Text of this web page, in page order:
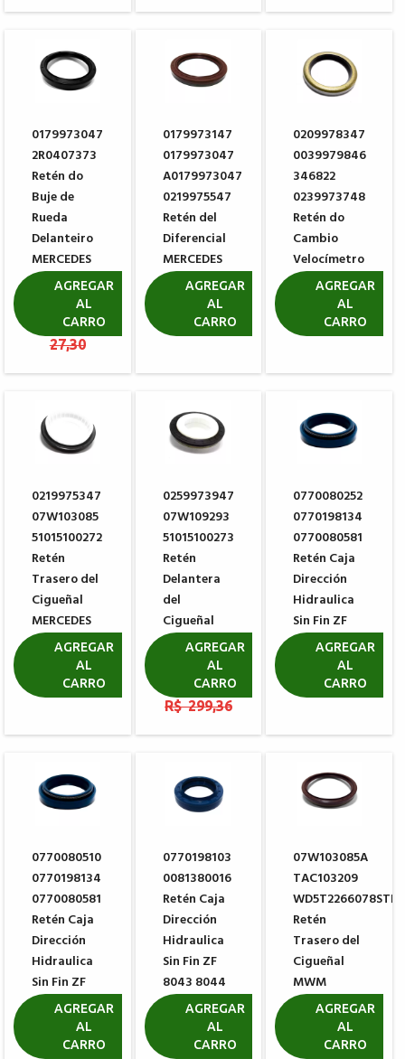
0179973047
2R0407373
Retén do
Buje de
Rueda
Delanteiro
MERCEDES
BENZ
VOLKSWAGEN
R$ 9,09 R$
27,30
AGREGAR
AL
CARRO
0179973147
0179973047
A0179973047
0219975547
Retén del
Diferencial
MERCEDES
BENZ
R$ 90,47
AGREGAR
AL
CARRO
0209978347
0039979846
346822
0239973748
Retén do
Cambio
Velocímetro
ZF
0634300185
R$ 10,55
AGREGAR
AL
CARRO
0219975347
07W103085
51015100272
Retén
Trasero del
Cigueñal
MERCEDES
BENZ MAN
R$ 132,54
R$ 454,87
AGREGAR
AL
CARRO
0259973947
07W109293
51015100273
Retén
Delantera
del
Cigueñal
MERCEDES
BENZ MAN
R$ 119,40
R$ 299,36
AGREGAR
AL
CARRO
0770080252
0770198134
0770080581
Retén Caja
Dirección
Hidraulica
Sin Fin ZF
BOSCH 8095
8097 8098
R$ 24,30
AGREGAR
AL
CARRO
0770080510
0770198134
0770080581
Retén Caja
Dirección
Hidraulica
Sin Fin ZF
BOSCH 8014
8016 8018
R$ 24,30
AGREGAR
AL
CARRO
0770198103
0081380016
Retén Caja
Dirección
Hidraulica
Sin Fin ZF
8043 8044
8062 8063
8065 8098
R$ 19,20
AGREGAR
AL
CARRO
07W103085A
TAC103209
WD5T2266078STD
Retén
Trasero del
Cigueñal
MWM
904960651103
R$ 68,41
R$ 271,72
AGREGAR
AL
CARRO